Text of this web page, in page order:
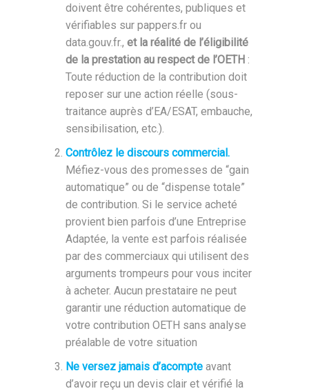
doivent être cohérentes, publiques et
vérifiables sur pappers.fr ou
data.gouv.fr., et la réalité de l’éligibilité
de la prestation au respect de l’OETH:
Toute réduction de la contribution doit
reposer sur une action réelle (sous-
traitance auprès d’EA/ESAT, embauche,
sensibilisation, etc.).
Contrôlez le discours commercial.
Méfiez-vous des promesses de “gain
automatique” ou de “dispense totale”
de contribution. Si le service acheté
provient bien parfois d’une Entreprise
Adaptée, la vente est parfois réalisée
par des commerciaux qui utilisent des
arguments trompeurs pour vous inciter
à acheter. Aucun prestataire ne peut
garantir une réduction automatique de
votre contribution OETH sans analyse
préalable de votre situation
Ne versez jamais d’acompteavant
d’avoir reçu un devis clair et vérifié la